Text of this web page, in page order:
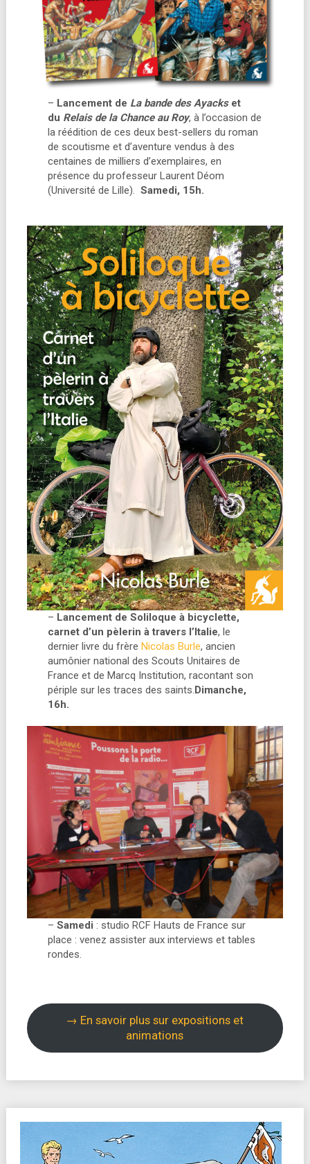
– Lancement de La bande des Ayackset
du Relais de la Chance au Roy, à l’occasion de
la réédition de ces deux best-sellers du roman
de scoutisme et d’aventure vendus à des
centaines de milliers d’exemplaires, en
présence du professeur Laurent Déom
(Université de Lille). Samedi, 15h.
– Lancement de Soliloque à bicyclette,
carnet d’un pèlerin à travers l’Italie, le
dernier livre du frère Nicolas Burle, ancien
aumônier national des Scouts Unitaires de
France et de Marcq Institution, racontant son
périple sur les traces des saints. Dimanche,
16h.
– Samedi : studio RCF Hauts de France sur
place : venez assister aux interviews et tables
rondes.
→ En savoir plus sur expositions et
animations